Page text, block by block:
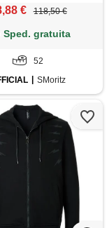
€ 118,50 €
Sped. gratuita
52
SMoritz